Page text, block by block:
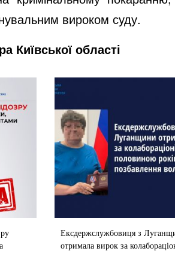
вироком суду.
Київської області
Ексдержслужбовиця з
отримала вирок за